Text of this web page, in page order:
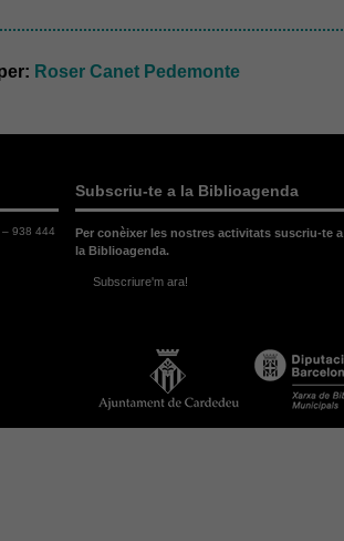
Roser Canet Pedemonte
938 444
Subscriu-te a la Biblioagenda
Per conèixer les nostres activitats suscriu-te a
la Biblioagenda.
Subscriure'm ara!